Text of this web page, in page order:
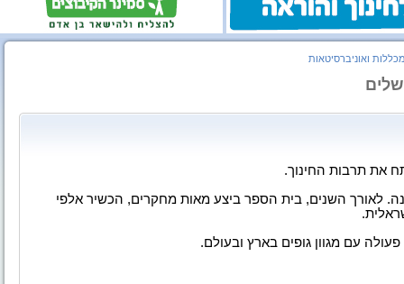
ואוניברסיטאות
את תרבות החינוך.
לאורך השנים, בית הספר ביצע מאות מחקרים, הכשיר אלפי
עם מגוון גופים בארץ ובעולם.